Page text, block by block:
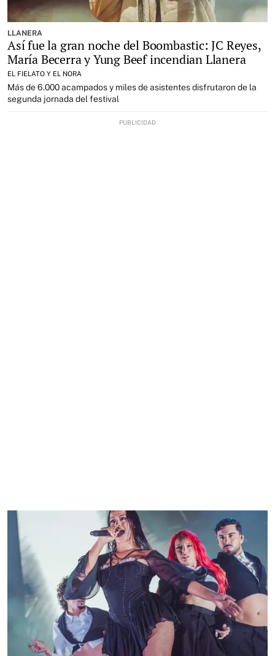
LLANERA
Así fue la gran noche del Boombastic: JC Reyes,
María Becerra y Yung Beef incendian Llanera
EL FIELATO Y EL NORA
Más de 6.000 acampados y miles de asistentes disfrutaron de la
segunda jornada del festival